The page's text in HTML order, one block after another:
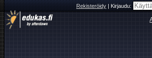
Rekisteröidy|Kirjaudu: